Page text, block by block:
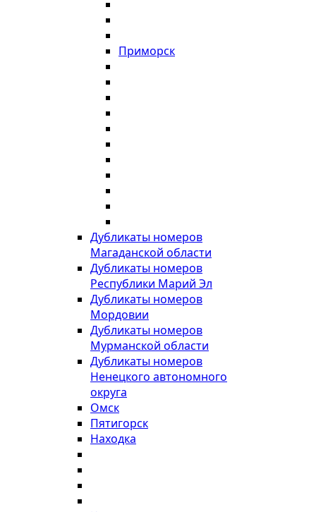
Приморск
Дубликаты номеров
Магаданской области
Дубликаты номеров
Республики Марий Эл
Дубликаты номеров
Мордовии
Дубликаты номеров
Мурманской области
Дубликаты номеров
Ненецкого автономного
округа
Омск
Пятигорск
Находка